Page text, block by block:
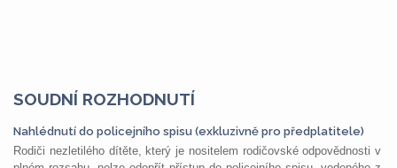
SOUDNÍ ROZHODNUTÍ
Nahlédnutí do policejního spisu (exkluzivně pro předplatitele)
Rodiči nezletilého dítěte, který je nositelem rodičovské odpovědnosti v